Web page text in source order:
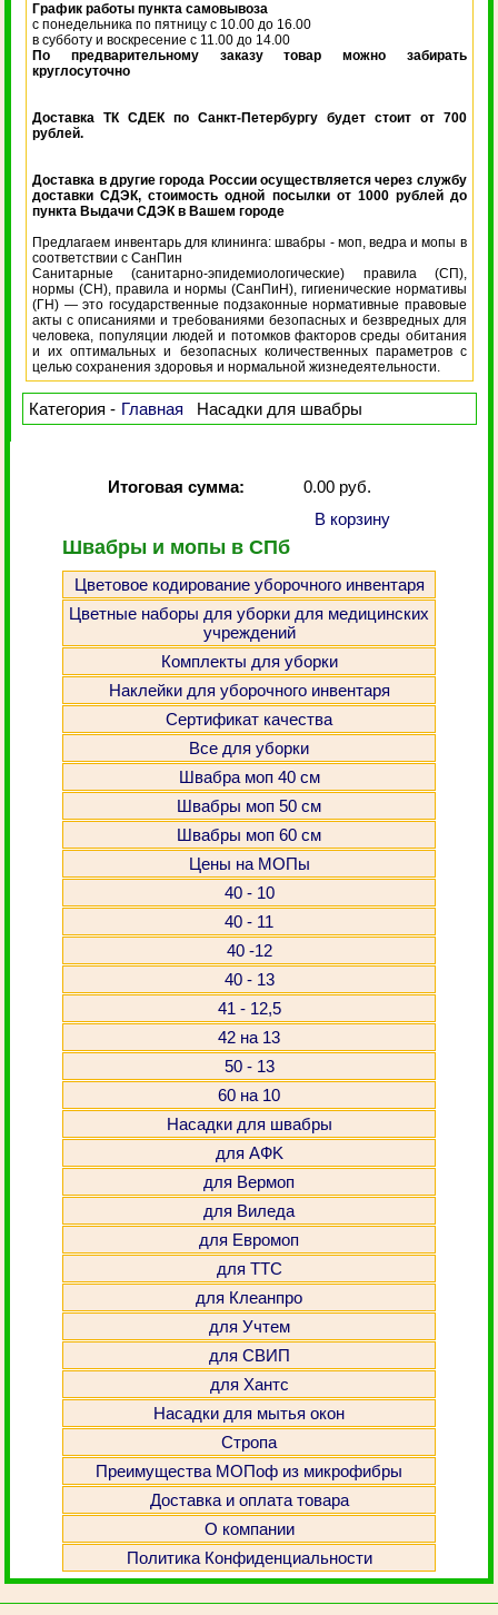
График работы пункта самовывоза
с понедельника по пятницу с 10.00 до 16.00
в субботу и воскресение с 11.00 до 14.00
По предварительному заказу товар можно забирать
круглосуточно
Доставка ТК СДЕК по Санкт-Петербургу будет стоит от 700
рублей.
Доставка в другие города России осуществляется через службу
доставки СДЭК, стоимость одной посылки от 1000 рублей до
пункта Выдачи СДЭК в Вашем городе
Предлагаем инвентарь для клининга: швабры - моп, ведра и мопы в
соответствии с СанПин
Санитарные (санитарно-эпидемиологические) правила (СП),
нормы (СН), правила и нормы (СанПиН), гигиенические нормативы
(ГН) — это государственные подзаконные нормативные правовые
акты с описаниями и требованиями безопасных и безвредных для
человека, популяции людей и потомков факторов среды обитания
и их оптимальных и безопасных количественных параметров с
целью сохранения здоровья и нормальной жизнедеятельности.
Категория - Главная Насадки для швабры
Итоговая сумма:
0.00 руб.
В корзину
Швабры и мопы в СПб
Цветовое кодирование уборочного инвентаря
Цветные наборы для уборки для медицинских
учреждений
Комплекты для уборки
Наклейки для уборочного инвентаря
Сертификат качества
Все для уборки
Швабра моп 40 см
Швабры моп 50 см
Швабры моп 60 см
Цены на МОПы
40 - 10
40 - 11
40 -12
40 - 13
41 - 12,5
42 на 13
50 - 13
60 на 10
Насадки для швабры
для АФK
для Вермоп
для Виледа
для Евромоп
для ТТС
для Клеанпро
для Учтем
для СВИП
для Хантс
Насадки для мытья окон
Стропа
Преимущества МОПоф из микрофибры
Доставка и оплата товара
О компании
Политика Конфиденциальности